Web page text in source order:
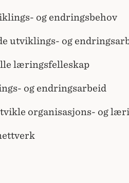
og endringsbehov
utviklings- og
læringsfelleskap
og endringsarbeid
organisasjons- og